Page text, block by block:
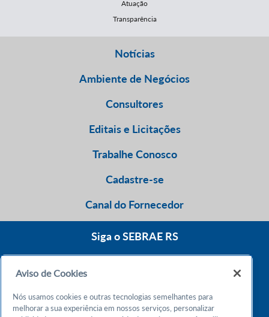
Atuação
Transparência
Notícias
Ambiente de Negócios
Consultores
Editais e Licitações
Trabalhe Conosco
Cadastre-se
Canal do Fornecedor
Siga o SEBRAE RS
Atendimento 24h
Aviso de Cookies
Nós usamos cookies e outras tecnologias semelhantes para
melhorar a sua experiência em nossos serviços, personalizar